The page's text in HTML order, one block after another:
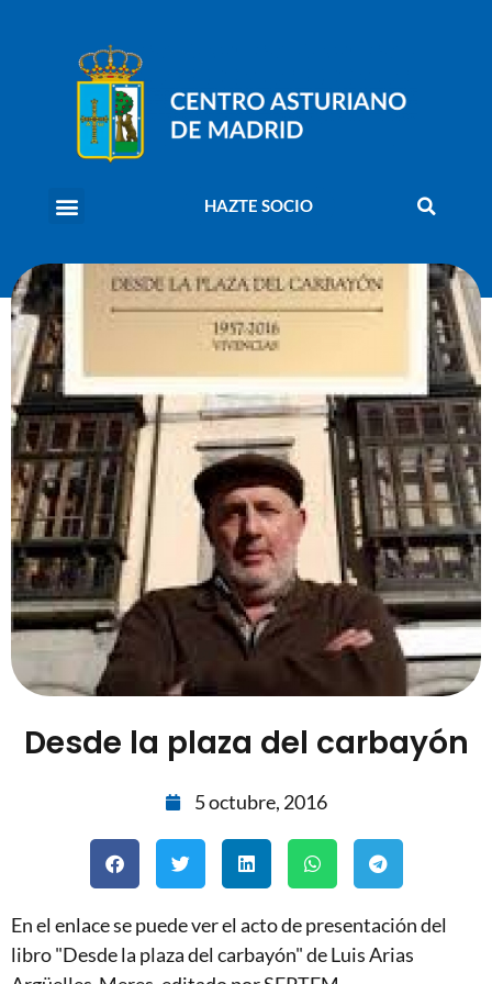
HAZTE SOCIO
Desde la plaza del carbayón
5 octubre, 2016
En el enlace se puede ver el acto de presentación del
libro "Desde la plaza del carbayón" de Luis Arias